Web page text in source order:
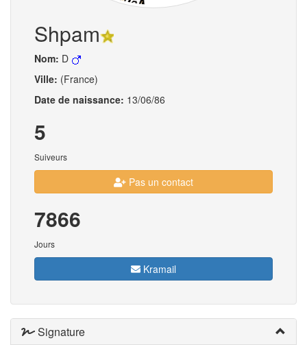
Shpam
Nom: D
Ville: (France)
Date de naissance: 13/06/86
5
Suiveurs
Pas un contact
7866
Jours
Kramail
Signature